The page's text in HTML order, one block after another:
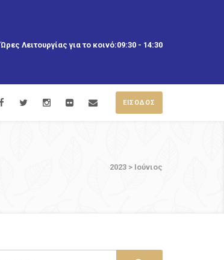
Ώρες Λειτουργίας για το κοινό:09:30 - 14:30
ΕΙΣΟΔΟΣ
2023 > Ιούνιος